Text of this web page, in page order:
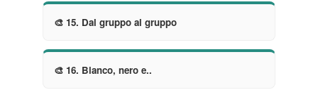
🎨 15. Dal gruppo al gruppo
🎨 16. Bianco, nero e..